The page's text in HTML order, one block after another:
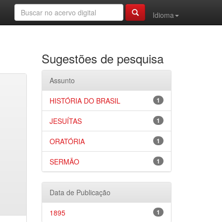
Idioma
Sugestões de pesquisa
Assunto
1
HISTÓRIA DO BRASIL
1
JESUÍTAS
1
ORATÓRIA
1
SERMÃO
Data de Publicação
1
1895